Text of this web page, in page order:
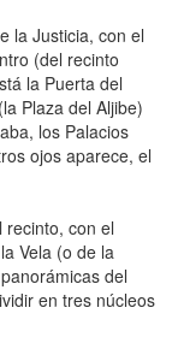
la Justicia, con el
(del recinto
la Puerta del
Plaza del Aljibe)
los Palacios
ojos aparece, el
recinto, con el
Vela (o de la
del
en tres núcleos